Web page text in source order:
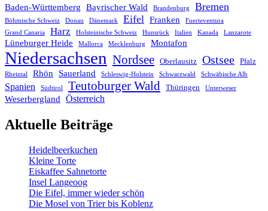
Baden-Württemberg Bayrischer Wald Brandenburg Bremen
Böhmische Schweiz Donau Dänemark Eifel Franken
Fuerteventura
Grand Canaria
Harz Holsteinische Schweiz Hunsrück Italien Kanada Lanzarote
Lüneburger Heide Mallorca Mecklenburg Montafon
Niedersachsen Nordsee Oberlausitz Ostsee Pfalz
Rheintal Rhön Sauerland Schleswig-Holstein Schwarzwald Schwäbische Alb
Spanien Südtirol Teutoburger Wald Thüringen Unterweser
Weserbergland Österreich
Aktuelle Beiträge
Heidelbeerkuchen
Kleine Torte
Eiskaffee Sahnetorte
Insel Langeoog
Die Eifel, immer wieder schön
Die Mosel von Trier bis Koblenz